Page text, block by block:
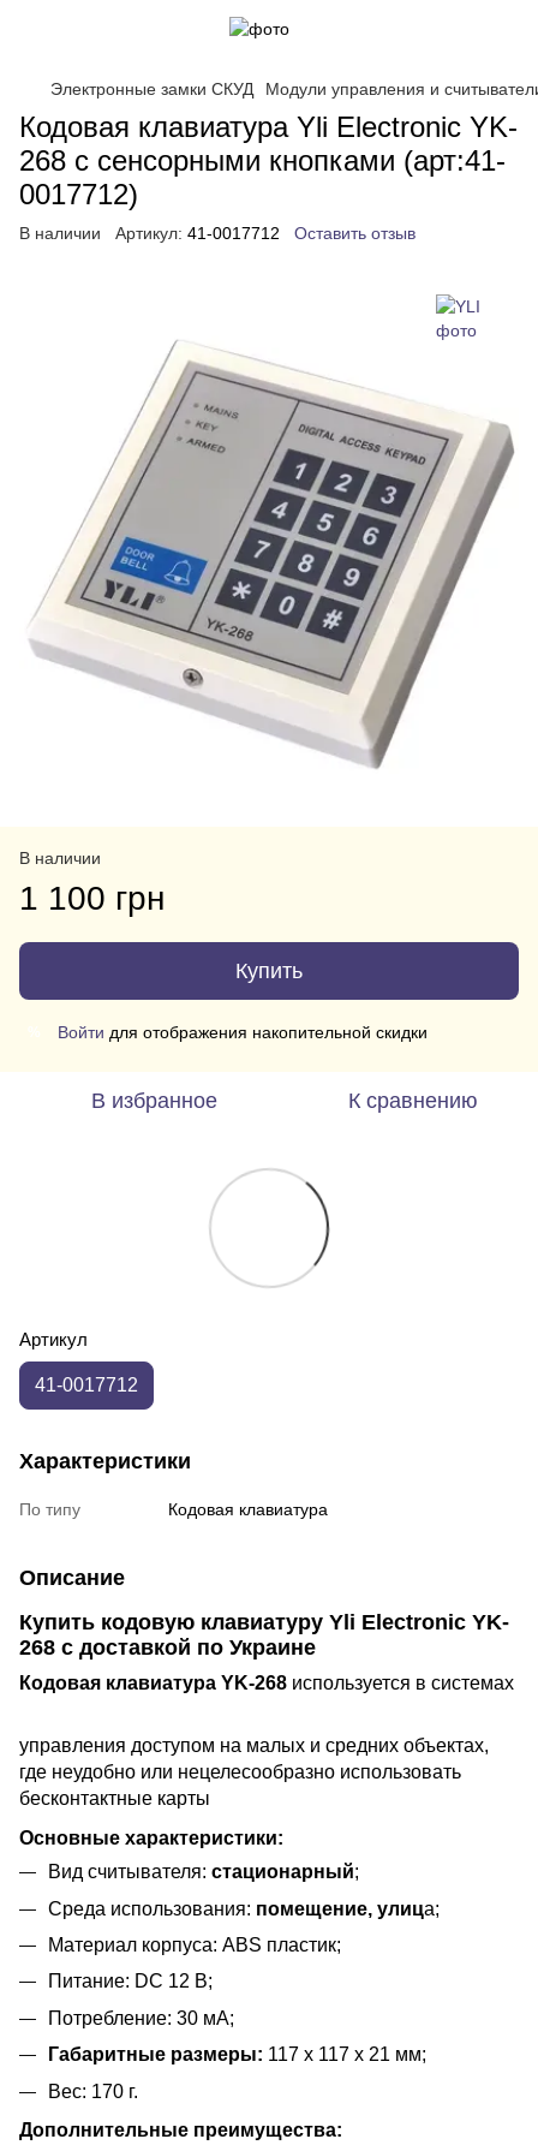
Электронные замки СКУД Модули управления и
Кодовая клавиатура Yli Electronic YK-
268 с сенсорными кнопками (арт:41-
0017712)
В наличии Артикул: 41-0017712 Оставить отзыв
В наличии
1 100 грн
Купить
Войти для отображения накопительной скидки
В избранное К сравнению
Артикул
41-0017712
Характеристики
По типу Кодовая клавиатура
Описание
Купить кодовую клавиатуру Yli Electronic YK-
268 с доставкой по Украине
Кодовая клавиатура YK-268 используется в системах
управления доступом на малых и средних объектах,
где неудобно или нецелесообразно использовать
бесконтактные карты
Основные характеристики:
Вид считывателя: стационарный;
Среда использования: помещение, улица;
Материал корпуса: ABS пластик;
Питание: DC 12 В;
Потребление: 30 мА;
Габаритные размеры: 117 x 117 x 21 мм;
Вес: 170 г.
Дополнительные преимущества: